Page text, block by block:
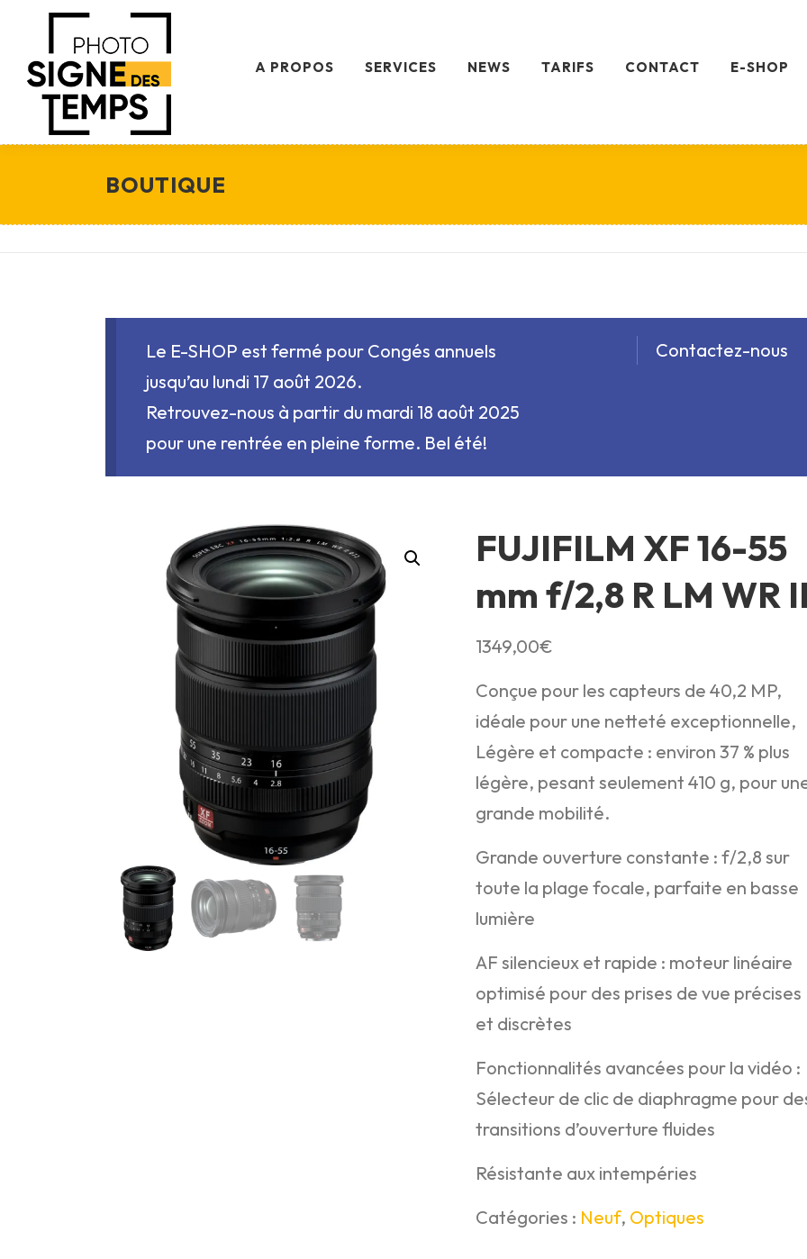
contenu
A PROPOS SERVICES NEWS TARIFS CONTACT E-SHOP
BOUTIQUE
Contactez-nous
Le E-SHOP est fermé pour Congés annuels
jusqu’au lundi 17 août 2026.
Retrouvez-nous à partir du mardi 18 août 2025
pour une rentrée en pleine forme. Bel été!
FUJIFILM XF 16-55
mm f/2,8 R LM WR
1349,00€
Conçue pour les capteurs de 40,2 MP,
idéale pour une netteté exceptionnelle,
Légère et compacte : environ 37 % plus
légère, pesant seulement 410 g, pour
grande mobilité.
Grande ouverture constante : f/2,8 sur
toute la plage focale, parfaite en basse
lumière
AF silencieux et rapide : moteur linéaire
optimisé pour des prises de vue précises
et discrètes
Fonctionnalités avancées pour la vidéo :
Sélecteur de clic de diaphragme pour
transitions d’ouverture fluides
Résistante aux intempéries
Catégories : Neuf, Optiques